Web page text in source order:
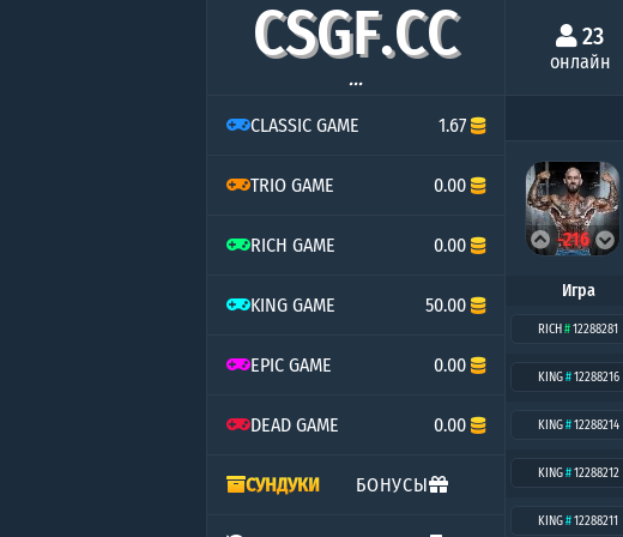
CSGF.CC
...
CLASSIC GAME 1.67
TRIO GAME 0.00
RICH GAME 0.00
KING GAME 50.00
EPIC GAME 0.00
DEAD GAME 0.00
СУНДУКИ БОНУСЫ
23
онлайн
-216
Игра
RICH#12288281
KING#12288216
KING#12288214
KING#12288212
KING#12288211